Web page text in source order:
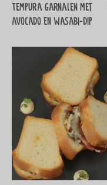
Tempura garnalen met
avocado en wasabi-dip